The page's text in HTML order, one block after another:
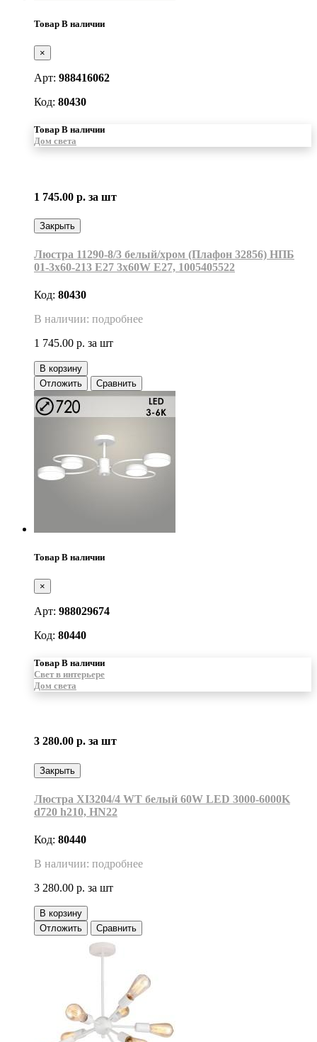
Товар В наличии
×
Арт: 988416062
Код: 80430
Товар В наличии
Дом света
1 745.00 р. за шт
Закрыть
Люстра 11290-8/3 белый/хром (Плафон 32856) НПБ
01-3х60-213 Е27 3x60W Е27, 1005405522
Код: 80430
В наличии: подробнее
1 745.00 р. за шт
В корзину
Отложить
Сравнить
Товар В наличии
×
Арт: 988029674
Код: 80440
Товар В наличии
Свет в интерьере
Дом света
3 280.00 р. за шт
Закрыть
Люстра XI3204/4 WT белый 60W LED 3000-6000K
d720 h210, HN22
Код: 80440
В наличии: подробнее
3 280.00 р. за шт
В корзину
Отложить
Сравнить